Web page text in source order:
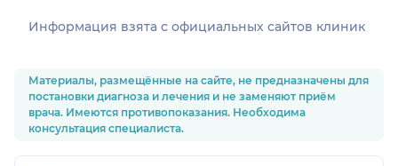
Информация взята c официальных сайтов клиник
Материалы, размещённые на сайте, не предназначены для
постановки диагноза и лечения и не заменяют приём
врача. Имеются противопоказания. Необходима
консультация специалиста.